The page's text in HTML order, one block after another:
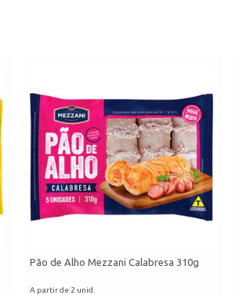
Pão de Alho Mezzani Calabresa 310g
A partir de 2 unid.